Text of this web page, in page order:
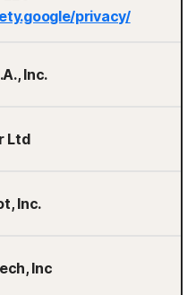
privacy/
Inc.
Ltd
Inc.
Inc